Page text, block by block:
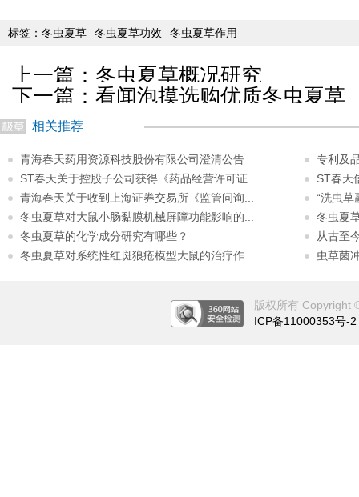
标签： 冬虫夏草 冬虫夏草功效 冬虫夏草作用
上一篇： 冬虫夏草概况研究
下一篇： 看闻泡摸选购优质冬虫夏草
相关推荐
青海春天药用资源科技股份有限公司澄清公告
专利及
ST春天关于控股子公司获得《药品经营许可证...
ST春天
青海春天关于收到上海证券交易所《监管问询...
“洗虫草
冬虫夏草对大鼠小肠黏膜机械屏障功能影响的...
冬虫夏
冬虫夏草的化学成分研究有哪些？
从古至
冬虫夏草对系统性红斑狼疮模型大鼠的治疗作...
虫草菌
版权所有 Copyright
ICP备11000353号-2